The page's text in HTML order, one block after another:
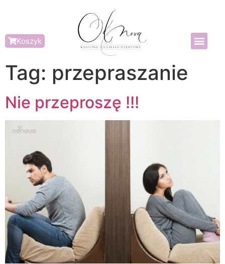
Koszyk
Tag: przepraszanie
Nie przeproszę !!!